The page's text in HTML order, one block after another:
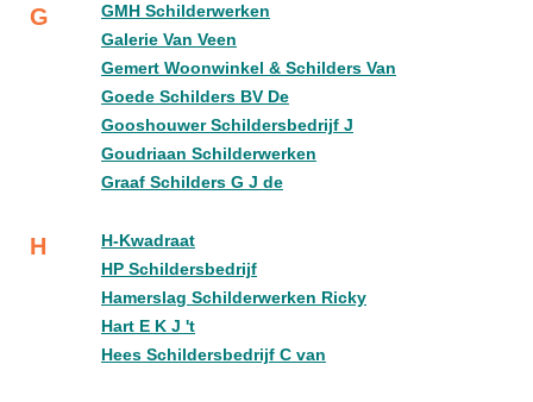
G
GMH Schilderwerken
Galerie Van Veen
Gemert Woonwinkel & Schilders Van
Goede Schilders BV De
Gooshouwer Schildersbedrijf J
Goudriaan Schilderwerken
Graaf Schilders G J de
H
H-Kwadraat
HP Schildersbedrijf
Hamerslag Schilderwerken Ricky
Hart E K J 't
Hees Schildersbedrijf C van